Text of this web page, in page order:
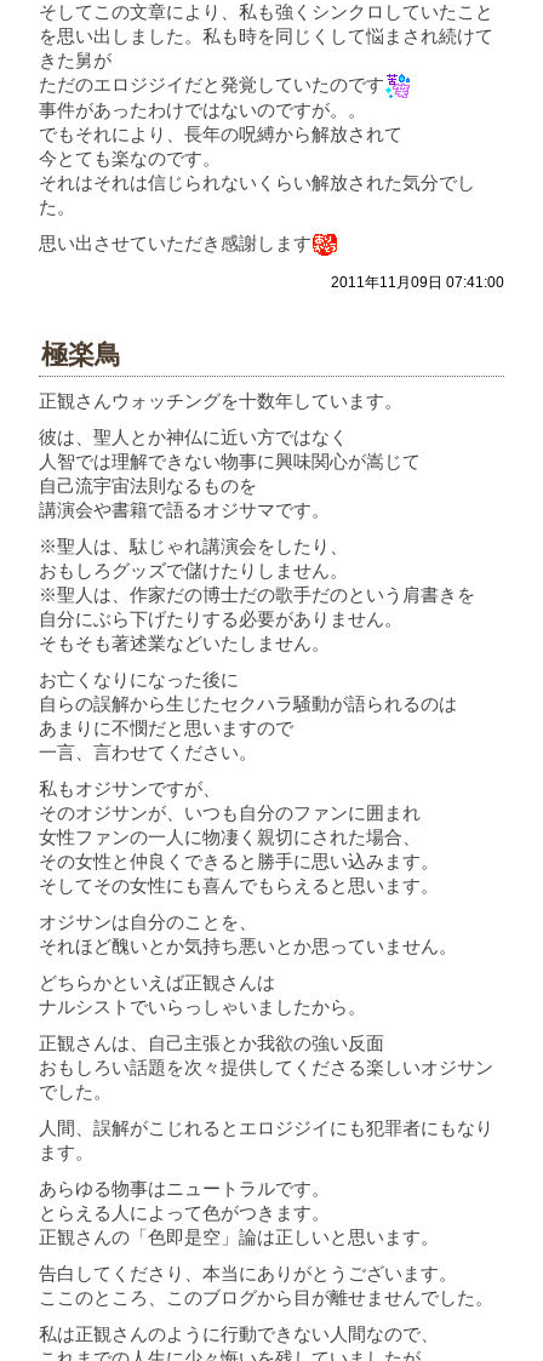
そしてこの文章により、私も強くシンクロしていたこと
を思い出しました。私も時を同じくして悩まされ続けて
きた舅が
ただのエロジジイだと発覚していたのです
事件があったわけではないのですが。。
でもそれにより、長年の呪縛から解放されて
今とても楽なのです。
それはそれは信じられないくらい解放された気分でし
た。
思い出させていただき感謝します
2011年11月09日 07:41:00
極楽鳥
正観さんウォッチングを十数年しています。
彼は、聖人とか神仏に近い方ではなく
人智では理解できない物事に興味関心が嵩じて
自己流宇宙法則なるものを
講演会や書籍で語るオジサマです。
※聖人は、駄じゃれ講演会をしたり、
おもしろグッズで儲けたりしません。
※聖人は、作家だの博士だの歌手だのという肩書きを
自分にぶら下げたりする必要がありません。
そもそも著述業などいたしません。
お亡くなりになった後に
自らの誤解から生じたセクハラ騒動が語られるのは
あまりに不憫だと思いますので
一言、言わせてください。
私もオジサンですが、
そのオジサンが、いつも自分のファンに囲まれ
女性ファンの一人に物凄く親切にされた場合、
その女性と仲良くできると勝手に思い込みます。
そしてその女性にも喜んでもらえると思います。
オジサンは自分のことを、
それほど醜いとか気持ち悪いとか思っていません。
どちらかといえば正観さんは
ナルシストでいらっしゃいましたから。
正観さんは、自己主張とか我欲の強い反面
おもしろい話題を次々提供してくださる楽しいオジサン
でした。
人間、誤解がこじれるとエロジジイにも犯罪者にもなり
ます。
あらゆる物事はニュートラルです。
とらえる人によって色がつきます。
正観さんの「色即是空」論は正しいと思います。
告白してくださり、本当にありがとうございます。
ここのところ、このブログから目が離せませんでした。
私は正観さんのように行動できない人間なので、